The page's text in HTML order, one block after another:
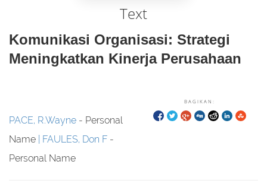
Text
Komunikasi Organisasi: Strategi
Meningkatkan Kinerja Perusahaan
BAGIKAN:
PACE, R.Wayne - Personal
Name
FAULES, Don F -
Personal Name